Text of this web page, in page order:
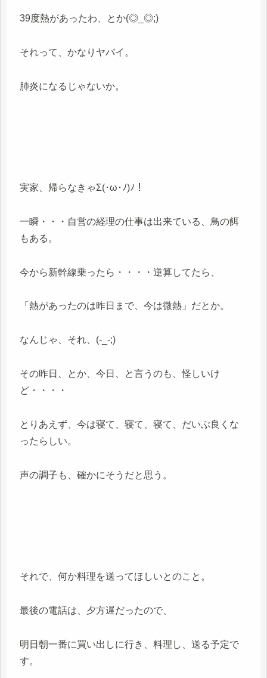
39度熱があったわ、とか(◎_◎;)
それって、かなりヤバイ。
肺炎になるじゃないか。
実家、帰らなきゃΣ(･ω･ﾉ)ﾉ！
一瞬・・・自営の経理の仕事は出来ている、鳥の餌
もある。
今から新幹線乗ったら・・・・逆算してたら、
「熱があったのは昨日まで、今は微熱」だとか。
なんじゃ、それ、(-_-;)
その昨日、とか、今日、と言うのも、怪しいけ
ど・・・・
とりあえず、今は寝て、寝て、寝て、だいぶ良くな
ったらしい。
声の調子も、確かにそうだと思う。
それで、何か料理を送ってほしいとのこと。
最後の電話は、夕方遅だったので、
明日朝一番に買い出しに行き、料理し、送る予定で
す。